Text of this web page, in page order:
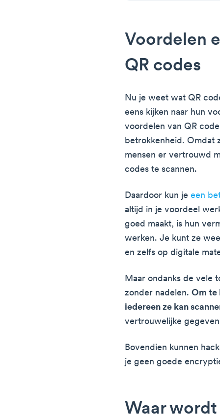
Voordelen
QR codes
Nu je weet wat QR
eens kijken naar hun
voordelen van QR
betrokkenheid. Omdat
mensen er vertrouwd
codes te scannen.
Daardoor kun jeeen
altijd in je voordeel
goed maakt, is hun
werken. Je kunt ze
en zelfs op digitale
Maar ondanks de vele
zonder nadelen.Om te
iedereen ze kan
vertrouwelijke
Bovendien kunnen
je geen goede
Waar wordt